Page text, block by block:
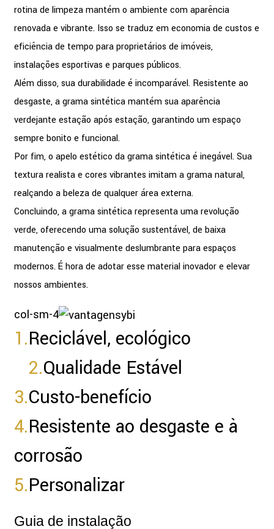
rotina de limpeza mantém o ambiente com aparência
renovada e vibrante. Isso se traduz em economia de custos e
eficiência de tempo para proprietários de imóveis,
instalações esportivas e parques públicos.
Além disso, sua durabilidade é incomparável. Resistente ao
desgaste, a grama sintética mantém sua aparência
verdejante estação após estação, garantindo um espaço
sempre bonito e funcional.
Por fim, o apelo estético da grama sintética é inegável. Sua
textura realista e cores vibrantes imitam a grama natural,
realçando a beleza de qualquer área externa.
Concluindo, a grama sintética representa uma revolução
verde, oferecendo uma solução sustentável, de baixa
manutenção e visualmente deslumbrante para espaços
modernos. É hora de adotar esse material inovador e elevar
nossos ambientes.
col-sm-4
1.Reciclável, ecológico
2.Qualidade Estável
3.Custo-benefício
4.Resistente ao desgaste e à
corrosão
5.Personalizar
Guia de instalação